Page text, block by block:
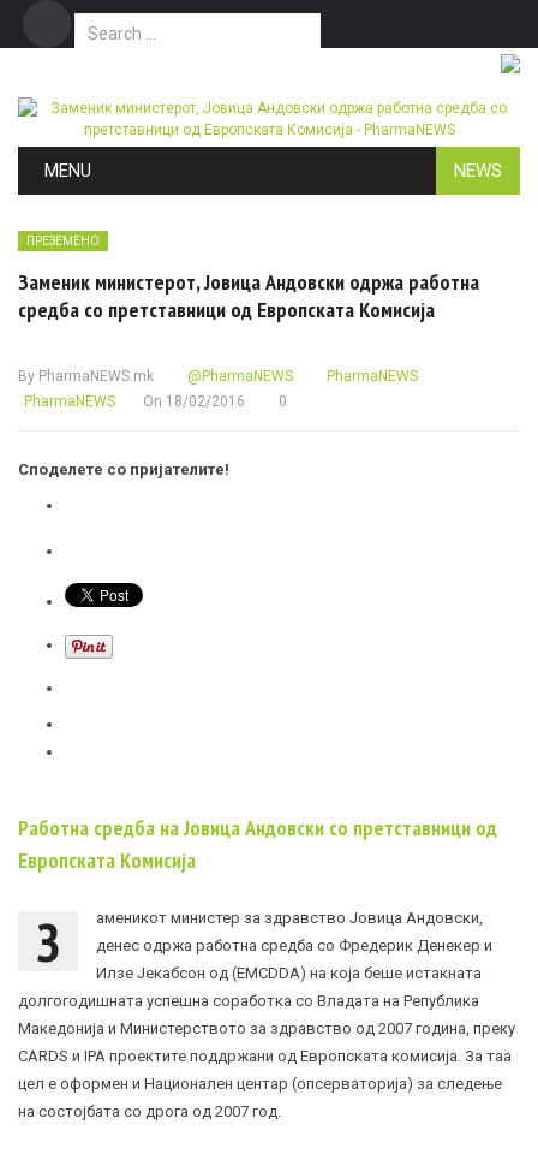
Search for:
MENU NEWS
ПРЕЗЕМЕНО
Заменик министерот, Јовица Андовски одржа работна
средба со претставници од Европската Комисија
By PharmaNEWS.mk @PharmaNEWS
PharmaNEWS
PharmaNEWS
On 18/02/2016 0
Споделете со пријателите!
Работна средба на Јовица Андовски со претставници од
Европската Комисија
З
аменикот министер за здравство Јовица Андовски,
денес одржа работна средба со Фредерик Денекер и
Илзе Јекабсон од (EMCDDA) на која беше истакната
долгогодишната успешна соработка со Владата на Република
Македонија и Министерството за здравство од 2007 година, преку
CARDS и IPA проектите поддржани од Европската комисија. За таа
цел е оформен и Национален центар (опсерваторија) за следење
на состојбата со дрога од 2007 год.